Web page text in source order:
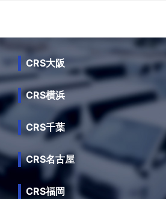
CRS大阪
CRS横浜
CRS千葉
CRS名古屋
CRS福岡